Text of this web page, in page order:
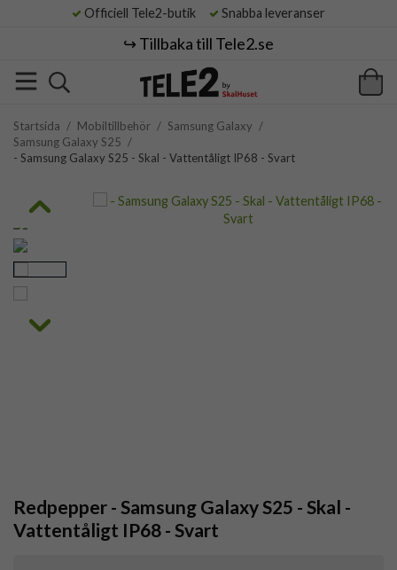
Officiell Tele2-butik Snabba leveranser
↪️ Tillbaka till Tele2.se
Startsida / Mobiltillbehör / Samsung Galaxy /
Samsung Galaxy S25 /
- Samsung Galaxy S25 - Skal - Vattentåligt IP68 - Svart
Redpepper - Samsung Galaxy S25 - Skal -
Vattentåligt IP68 - Svart